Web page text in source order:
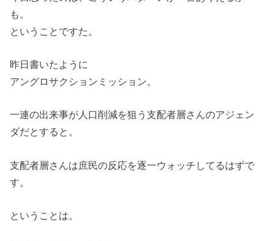
も。
ということですた。
昨日書いたように
アングロサクションミッション。
一連の出来事が人口削減を狙う支配者層さんのアジェン
ダだとすると。
支配者層さんは庶民の反応を逐一ウォッチしてるはずで
す。
ということは。